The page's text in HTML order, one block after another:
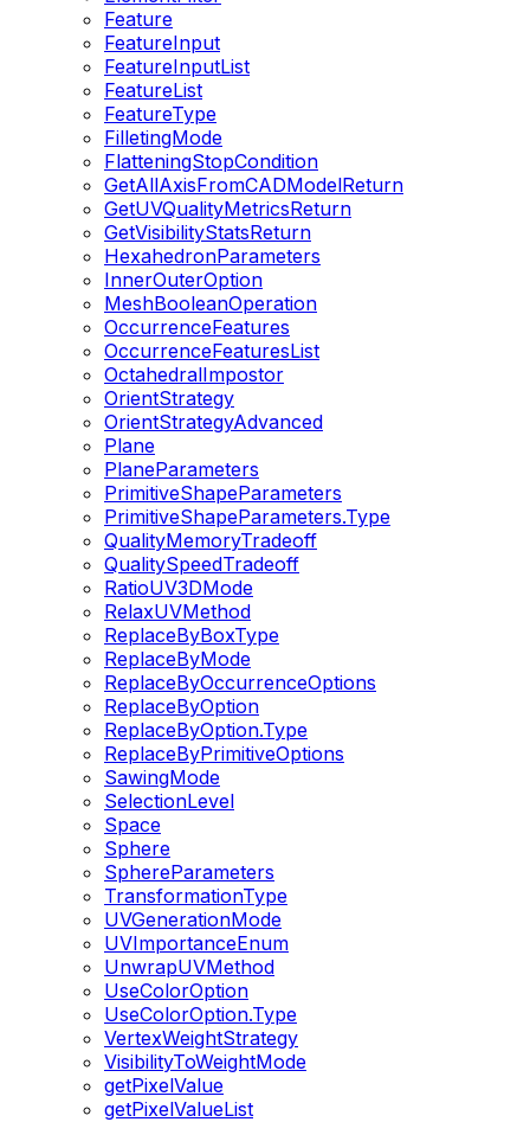
Feature
FeatureInput
FeatureInputList
FeatureList
FeatureType
FilletingMode
FlatteningStopCondition
GetAllAxisFromCADModelReturn
GetUVQualityMetricsReturn
GetVisibilityStatsReturn
HexahedronParameters
InnerOuterOption
MeshBooleanOperation
OccurrenceFeatures
OccurrenceFeaturesList
OctahedralImpostor
OrientStrategy
OrientStrategyAdvanced
Plane
PlaneParameters
PrimitiveShapeParameters
PrimitiveShapeParameters.Type
QualityMemoryTradeoff
QualitySpeedTradeoff
RatioUV3DMode
RelaxUVMethod
ReplaceByBoxType
ReplaceByMode
ReplaceByOccurrenceOptions
ReplaceByOption
ReplaceByOption.Type
ReplaceByPrimitiveOptions
SawingMode
SelectionLevel
Space
Sphere
SphereParameters
TransformationType
UVGenerationMode
UVImportanceEnum
UnwrapUVMethod
UseColorOption
UseColorOption.Type
VertexWeightStrategy
VisibilityToWeightMode
getPixelValue
getPixelValueList